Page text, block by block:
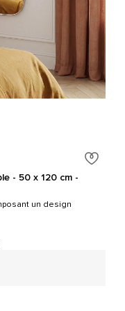
- 50 x 120 cm -
un design